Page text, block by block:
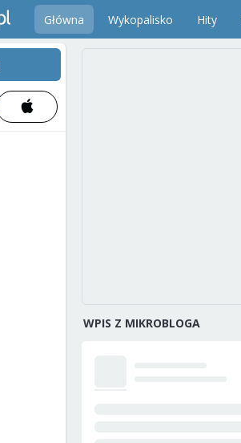
Główna Wykopalisko Hity
WPIS Z MIKROBLOGA